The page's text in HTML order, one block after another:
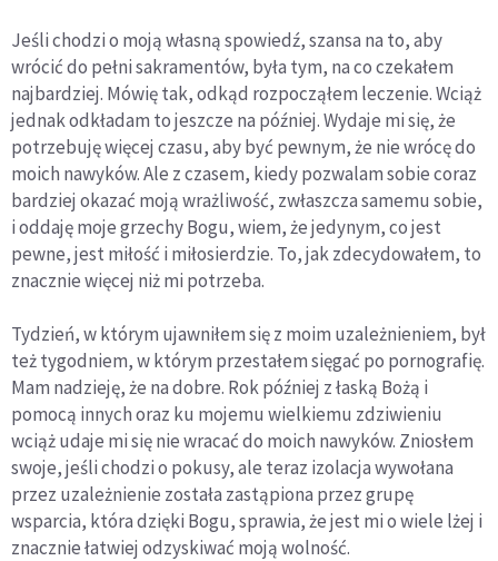
Jeśli chodzi o moją własną spowiedź, szansa na to, aby
wrócić do pełni sakramentów, była tym, na co czekałem
najbardziej. Mówię tak, odkąd rozpocząłem leczenie. Wciąż
jednak odkładam to jeszcze na później. Wydaje mi się, że
potrzebuję więcej czasu, aby być pewnym, że nie wrócę do
moich nawyków. Ale z czasem, kiedy pozwalam sobie coraz
bardziej okazać moją wrażliwość, zwłaszcza samemu sobie,
i oddaję moje grzechy Bogu, wiem, że jedynym, co jest
pewne, jest miłość i miłosierdzie. To, jak zdecydowałem, to
znacznie więcej niż mi potrzeba.
Tydzień, w którym ujawniłem się z moim uzależnieniem, był
też tygodniem, w którym przestałem sięgać po pornografię.
Mam nadzieję, że na dobre. Rok później z łaską Bożą i
pomocą innych oraz ku mojemu wielkiemu zdziwieniu
wciąż udaje mi się nie wracać do moich nawyków. Zniosłem
swoje, jeśli chodzi o pokusy, ale teraz izolacja wywołana
przez uzależnienie została zastąpiona przez grupę
wsparcia, która dzięki Bogu, sprawia, że jest mi o wiele lżej i
znacznie łatwiej odzyskiwać moją wolność.